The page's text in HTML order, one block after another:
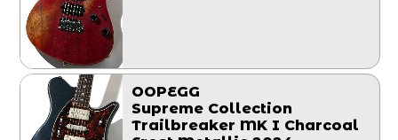
OOPEGG
Supreme Collection
Trailbreaker MK I Charcoal